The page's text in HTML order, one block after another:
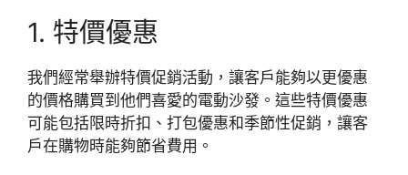
1. 特價優惠
我們經常舉辦特價促銷活動，讓客戶能夠以更優惠
的價格購買到他們喜愛的電動沙發。這些特價優惠
可能包括限時折扣、打包優惠和季節性促銷，讓客
戶在購物時能夠節省費用。